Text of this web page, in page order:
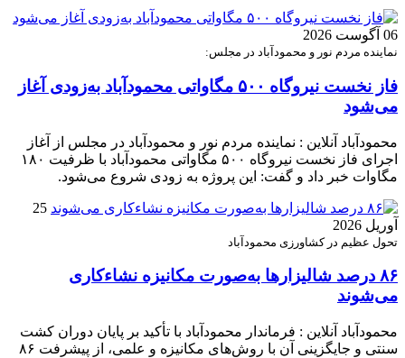
06 آگوست 2026
نماینده مردم نور و محمودآباد در مجلس:
فاز نخست نیروگاه ۵۰۰ مگاواتی محمودآباد به‌زودی آغاز
می‌شود
محمودآباد آنلاین : نماینده مردم نور و محمودآباد در مجلس از آغاز
اجرای فاز نخست نیروگاه ۵۰۰ مگاواتی محمودآباد با ظرفیت ۱۸۰
مگاوات خبر داد و گفت: این پروژه به زودی شروع می‌شود.
25
آوریل 2026
تحول عظیم در کشاورزی محمودآباد
۸۶ درصد شالیزارها به‌صورت مکانیزه نشاءکاری
می‌شوند
محمودآباد آنلاین : فرماندار محمودآباد با تأکید بر پایان دوران کشت
سنتی و جایگزینی آن با روش‌های مکانیزه و علمی، از پیشرفت ۸۶